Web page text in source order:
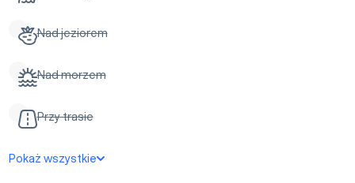
Nad jeziorem
Nad morzem
Przy trasie
Pokaż wszystkie